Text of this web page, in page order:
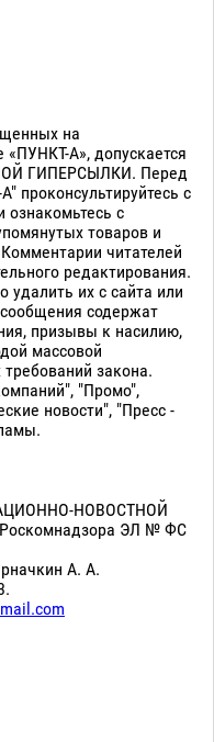
на
А», допускается
ГИПЕРСЫЛКИ. Перед
проконсультируйтесь с
с
товаров и
читателей
редактирования.
удалить их с сайта или
содержат
призывы к насилию,
массовой
закона.
"Промо",
новости", "Пресс -
НОВОСТНОЙ
ЭЛ № ФС
А. А.